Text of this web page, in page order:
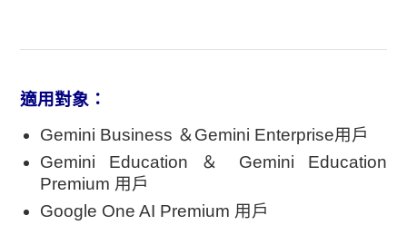
適用對象：
Gemini Business ＆Gemini Enterprise用戶
Gemini Education ＆ Gemini Education
Premium 用戶
Google One AI Premium 用戶